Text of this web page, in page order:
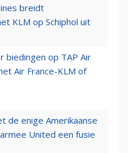
breidt
KLM op Schiphol uit
biedingen op TAP Air
Air France-KLM of
de enige Amerikaanse
United een fusie